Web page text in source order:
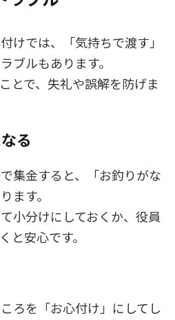
けでは、「気持ちで渡す」
ブルもあります。
とで、失礼や誤解を防げま
る
集金すると、「お釣りがな
ます。
小分けにしておくか、役員
と安心です。
ろを「お心付け」にしてし